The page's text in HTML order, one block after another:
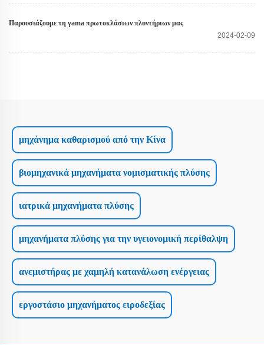
Παρουσιάζουμε τη γama πρωτοκλάσιων πλυντήριων μας
2024-02-09
μηχάνημα καθαρισμού από την Κίνα
βιομηχανικά μηχανήματα νομισματικής πλύσης
ιατρικά μηχανήματα πλύσης
μηχανήματα πλύσης για την υγειονομική περίθαλψη
ανεμιστήρας με χαμηλή κατανάλωση ενέργειας
εργοστάσιο μηχανήματος ειροδεξίας